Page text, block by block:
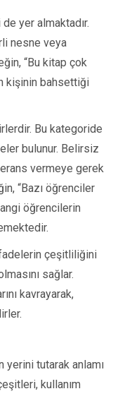
yer almaktadır.
nesne veya
“Bu kitap çok
kişinin bahsettiği
Bu kategoride
bulunur. Belirsiz
vermeye gerek
“Bazı öğrenciler
öğrencilerin
çeşitliliğini
sağlar.
kavrayarak,
tutarak anlamı
kullanım